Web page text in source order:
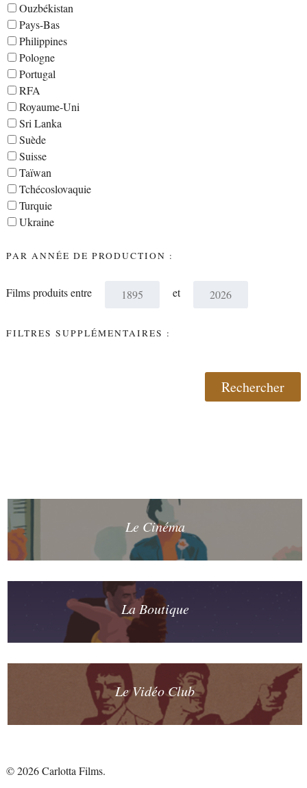
Ouzbékistan
Pays-Bas
Philippines
Pologne
Portugal
RFA
Royaume-Uni
Sri Lanka
Suède
Suisse
Taïwan
Tchécoslovaquie
Turquie
Ukraine
PAR ANNÉE DE PRODUCTION :
Films produits entre et
FILTRES SUPPLÉMENTAIRES :
Le Cinéma
La Boutique
Le Vidéo Club
© 2026 Carlotta Films.